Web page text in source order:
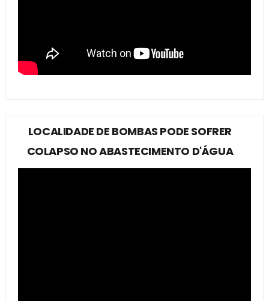
LOCALIDADE DE BOMBAS PODE SOFRER
COLAPSO NO ABASTECIMENTO D'ÁGUA